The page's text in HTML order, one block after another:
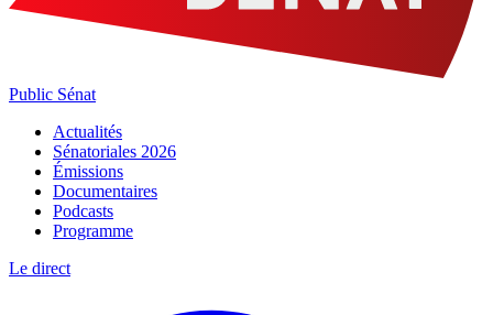
Public Sénat
Actualités
Sénatoriales 2026
Émissions
Documentaires
Podcasts
Programme
Le direct